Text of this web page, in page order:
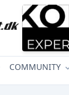
COMMUNITY